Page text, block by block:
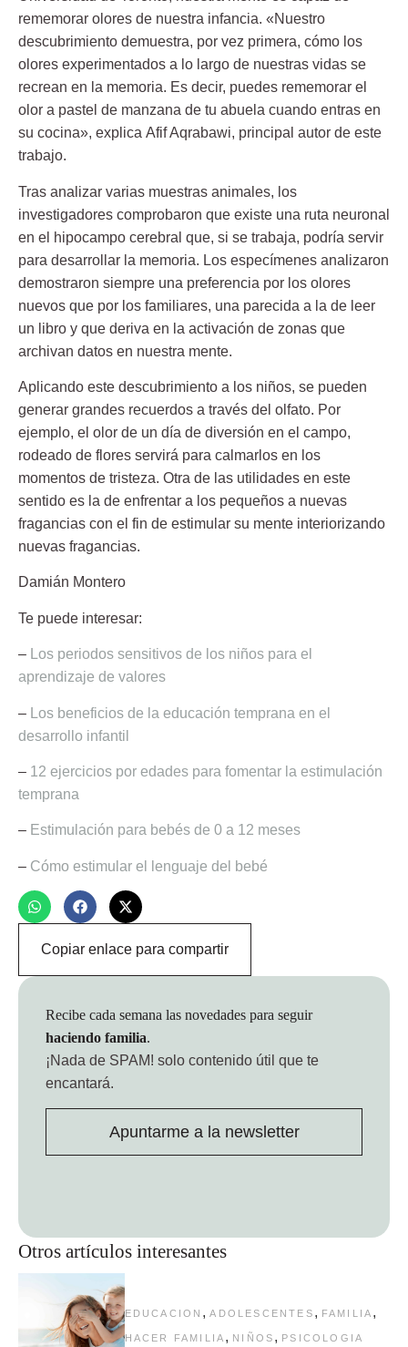
rememorar olores de nuestra infancia. «Nuestro
descubrimiento demuestra, por vez primera, cómo los
olores experimentados a lo largo de nuestras vidas se
recrean en la memoria. Es decir, puedes rememorar el
olor a pastel de manzana de tu abuela cuando entras en
su cocina», explica Afif Aqrabawi, principal autor de este
trabajo.
Tras analizar varias muestras animales, los
investigadores comprobaron que existe una ruta neuronal
en el hipocampo cerebral que, si se trabaja, podría servir
para desarrollar la memoria. Los especímenes analizaron
demostraron siempre una preferencia por los olores
nuevos que por los familiares, una parecida a la de leer
un libro y que deriva en la activación de zonas que
archivan datos en nuestra mente.
Aplicando este descubrimiento a los niños, se pueden
generar grandes recuerdos a través del olfato. Por
ejemplo, el olor de un día de diversión en el campo,
rodeado de flores servirá para calmarlos en los
momentos de tristeza. Otra de las utilidades en este
sentido es la de enfrentar a los pequeños a nuevas
fragancias con el fin de estimular su mente interiorizando
nuevas fragancias.
Damián Montero
Te puede interesar:
–
Los periodos sensitivos de los niños para el
aprendizaje de valores
–
Los beneficios de la educación temprana en el
desarrollo infantil
– 12 ejercicios por edades para fomentar la estimulación
temprana
– Estimulación para bebés de 0 a 12 meses
– Cómo estimular el lenguaje del bebé
Copiar enlace para compartir
Otros artículos interesantes
EDUCACION , ADOLESCENTES , FAMILIA ,
HACER FAMILIA , NIÑOS , PSICOLOGIA
Recibe cada semana las novedades para seguir
haciendo familia.
¡Nada de SPAM! solo contenido útil que te
encantará.
Apuntarme a la newsletter